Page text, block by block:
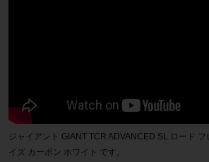
ジャイアント GIANT TCR ADVANCED SL ロード
イズ カーボン ホワイト です。